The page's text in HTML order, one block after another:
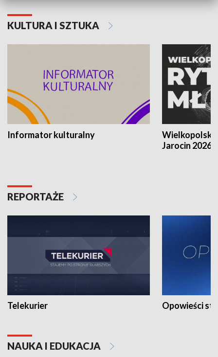
KULTURA I SZTUKA
Informator kulturalny
Jarocin 2026
REPORTAŻE
Telekurier Opowieści
NAUKA I EDUKACJA